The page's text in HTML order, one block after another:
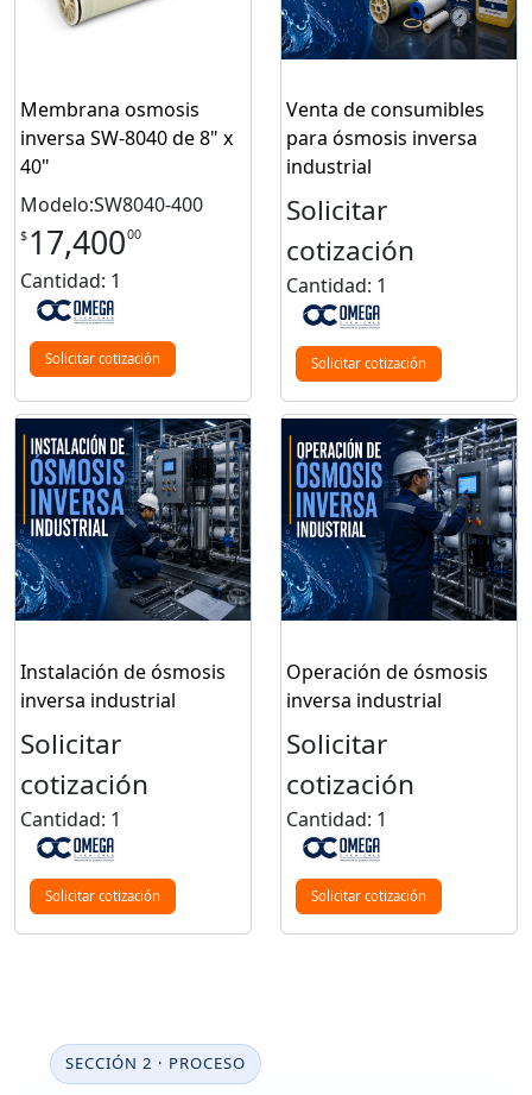
Membrana osmosis
inversa SW-8040 de 8" x
40"
Modelo:SW8040-400
$ 17,40000
Cantidad: 1
Solicitar cotización
Venta de consumibles
para ósmosis inversa
industrial
Solicitar
cotización
Cantidad: 1
Solicitar cotización
Instalación de ósmosis
inversa industrial
Solicitar
cotización
Cantidad: 1
Solicitar cotización
Operación de ósmosis
inversa industrial
Solicitar
cotización
Cantidad: 1
Solicitar cotización
SECCIÓN 2 · PROCESO